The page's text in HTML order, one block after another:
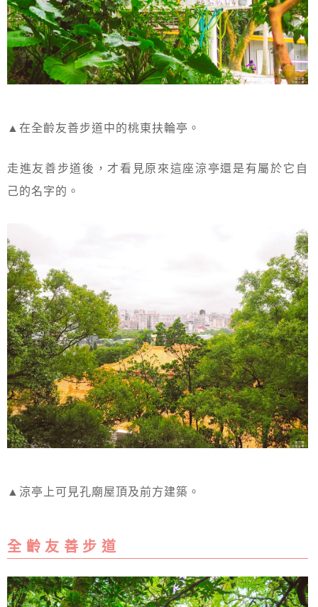
▲在全齡友善步道中的桃東扶輪亭。
走進友善步道後，才看見原來這座涼亭還是有屬於它自
己的名字的。
▲涼亭上可見孔廟屋頂及前方建築。
全 齡 友 善 步 道